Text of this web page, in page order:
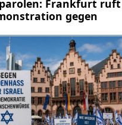
Frankfurt ruft
gegen